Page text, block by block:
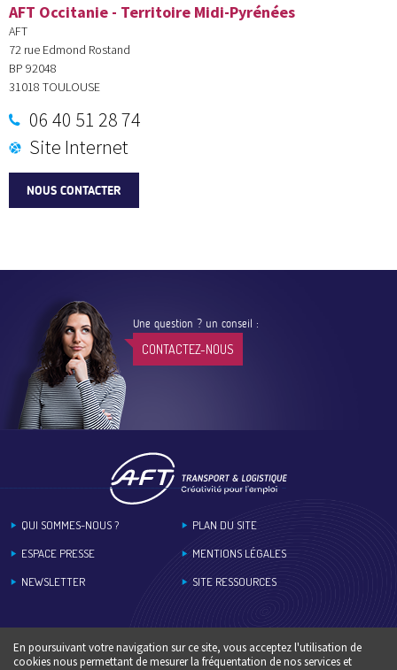
AFT Occitanie - Territoire Midi-Pyrénées
AFT
72 rue Edmond Rostand
BP 92048
31018 TOULOUSE
06 40 51 28 74
Site Internet
NOUS CONTACTER
Une question ? un conseil :
CONTACTEZ-NOUS
QUI SOMMES-NOUS ?
ESPACE PRESSE
NEWSLETTER
PLAN DU SITE
MENTIONS LÉGALES
SITE RESSOURCES
En poursuivant votre navigation sur ce site, vous acceptez l'utilisation de
cookies nous permettant de mesurer la fréquentation de nos services et